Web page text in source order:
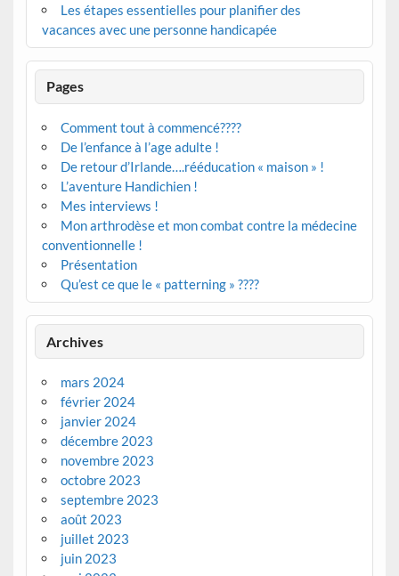
Les étapes essentielles pour planifier des
vacances avec une personne handicapée
Pages
Comment tout à commencé????
De l’enfance à l’age adulte !
De retour d’Irlande….rééducation « maison » !
L’aventure Handichien !
Mes interviews !
Mon arthrodèse et mon combat contre la médecine
conventionnelle !
Présentation
Qu’est ce que le « patterning » ????
Archives
mars 2024
février 2024
janvier 2024
décembre 2023
novembre 2023
octobre 2023
septembre 2023
août 2023
juillet 2023
juin 2023